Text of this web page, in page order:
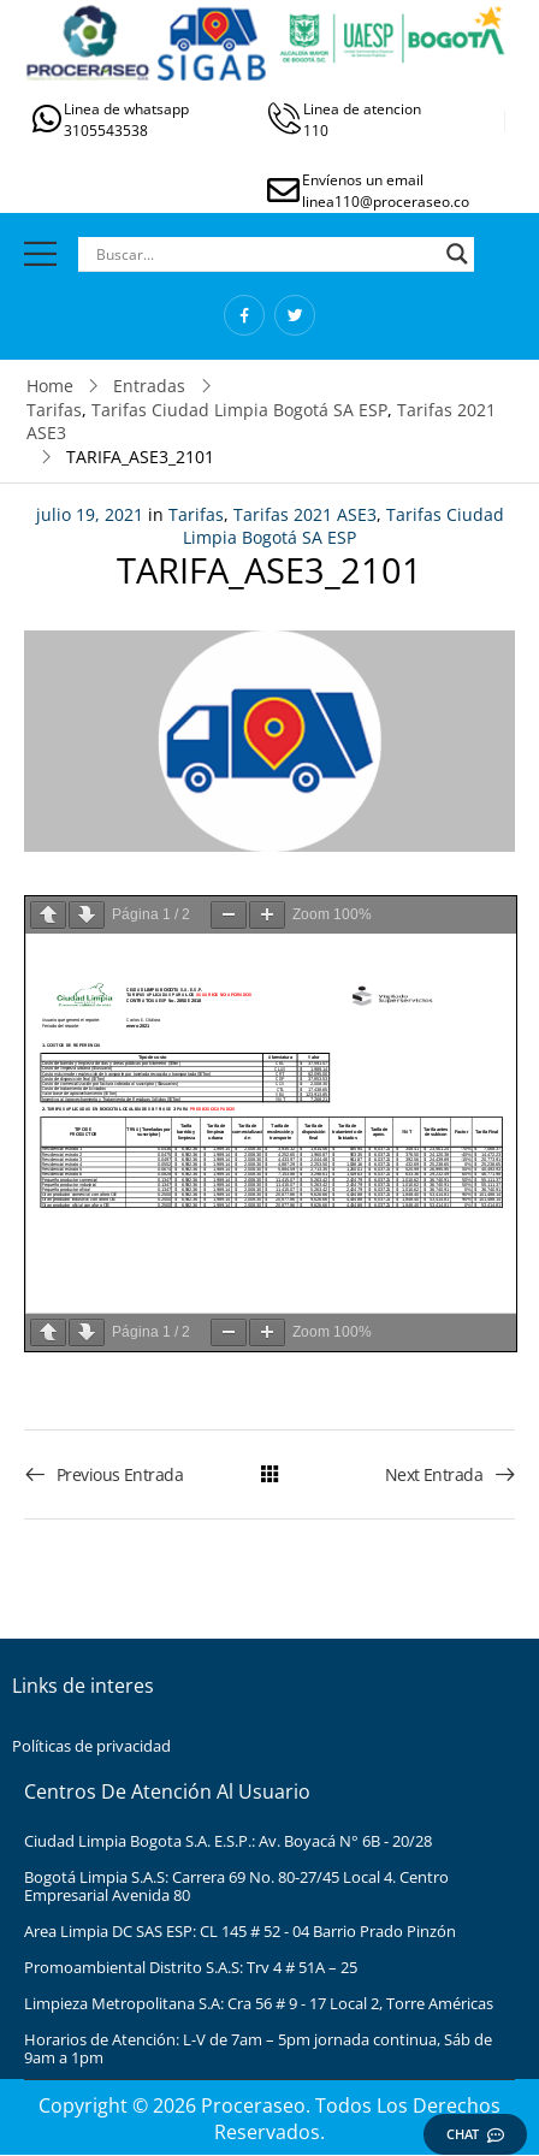
Linea de whatsapp
3105543538
Linea de atencion
110
Envíenos un email
linea110@proceraseo.co
Home
Entradas
Tarifas, Tarifas Ciudad Limpia Bogotá SA ESP, Tarifas 2021
ASE3
TARIFA_ASE3_2101
julio 19, 2021 in Tarifas, Tarifas 2021 ASE3, Tarifas Ciudad
Limpia Bogotá SA ESP
TARIFA_ASE3_2101
Página 1 / 2 Zoom 100%
Página 1 / 2 Zoom 100%
Previous Entrada Next Entrada
Links de interes
Políticas de privacidad
Centros De Atención Al Usuario
Ciudad Limpia Bogota S.A. E.S.P.: Av. Boyacá N° 6B - 20/28
Bogotá Limpia S.A.S: Carrera 69 No. 80-27/45 Local 4. Centro
Empresarial Avenida 80
Area Limpia DC SAS ESP: CL 145 # 52 - 04 Barrio Prado Pinzón
Promoambiental Distrito S.A.S: Trv 4 # 51A – 25
Limpieza Metropolitana S.A: Cra 56 # 9 - 17 Local 2, Torre Américas
Horarios de Atención: L-V de 7am – 5pm jornada continua, Sáb de
9am a 1pm
Copyright © 2026 Proceraseo. Todos Los Derechos
Reservados.
CHAT